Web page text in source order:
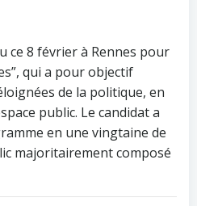
ce 8 février à Rennes pour
qui a pour objectif
de la politique, en
public. Le candidat a
en une vingtaine de
majoritairement composé